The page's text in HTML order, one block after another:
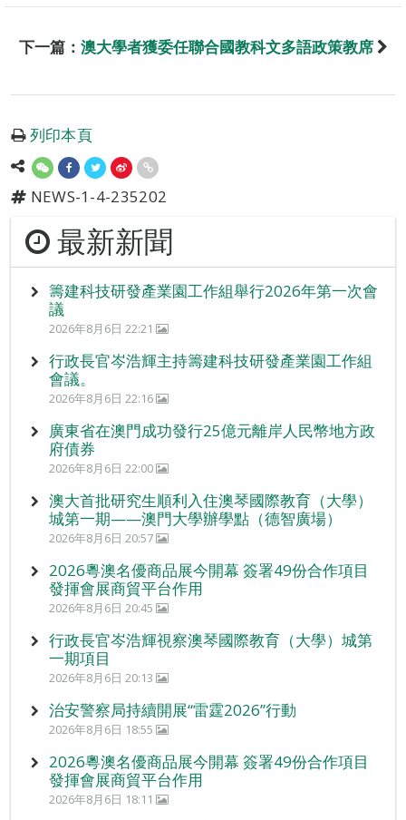
下一篇： 澳大學者獲委任聯合國教科文多語政策教席
列印本頁
NEWS-1-4-235202
最新新聞
籌建科技研發產業園工作組舉行2026年第一次會
議
2026年8月6日 22:21
行政長官岑浩輝主持籌建科技研發產業園工作組
會議。
2026年8月6日 22:16
廣東省在澳門成功發行25億元離岸人民幣地方政
府債券
2026年8月6日 22:00
澳大首批研究生順利入住澳琴國際教育（大學）
城第一期——澳門大學辦學點（德智廣場）
2026年8月6日 20:57
2026粵澳名優商品展今開幕 簽署49份合作項目
發揮會展商貿平台作用
2026年8月6日 20:45
行政長官岑浩輝視察澳琴國際教育（大學）城第
一期項目
2026年8月6日 20:13
治安警察局持續開展“雷霆2026”行動
2026年8月6日 18:55
2026粵澳名優商品展今開幕 簽署49份合作項目
發揮會展商貿平台作用
2026年8月6日 18:11